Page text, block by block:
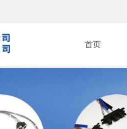
首页